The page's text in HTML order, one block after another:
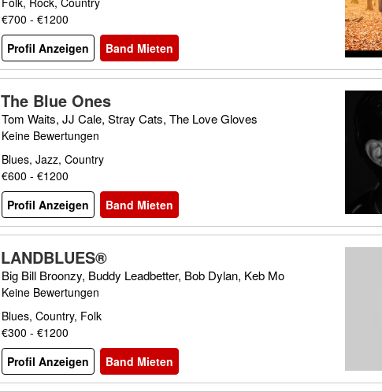
€700 - €1200
Profil Anzeigen
Band Mieten
The Blue Ones
Tom Waits, JJ Cale, Stray Cats, The Love Gloves
Keine Bewertungen
Blues, Jazz, Country
€600 - €1200
Profil Anzeigen
Band Mieten
LANDBLUES®
Big Bill Broonzy, Buddy Leadbetter, Bob Dylan, Keb Mo
Keine Bewertungen
Blues, Country, Folk
€300 - €1200
Profil Anzeigen
Band Mieten